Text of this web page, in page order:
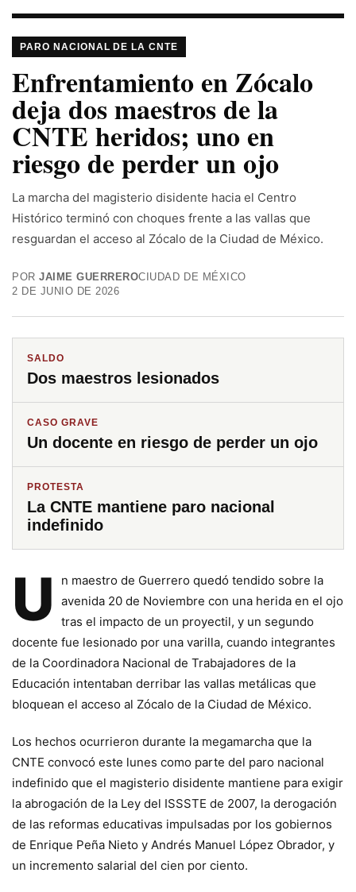
PARO NACIONAL DE LA CNTE
Enfrentamiento en Zócalo
deja dos maestros de la
CNTE heridos; uno en
riesgo de perder un ojo
La marcha del magisterio disidente hacia el Centro
Histórico terminó con choques frente a las vallas que
resguardan el acceso al Zócalo de la Ciudad de México.
PORJAIME GUERREROCIUDAD DE MÉXICO
2 DE JUNIO DE 2026
SALDO
Dos maestros lesionados
CASO GRAVE
Un docente en riesgo de perder un ojo
PROTESTA
La CNTE mantiene paro nacional
indefinido
U
n maestro de Guerrero quedó tendido sobre la
avenida 20 de Noviembre con una herida en el ojo
tras el impacto de un proyectil, y un segundo
docente fue lesionado por una varilla, cuando integrantes
de la Coordinadora Nacional de Trabajadores de la
Educación intentaban derribar las vallas metálicas que
bloquean el acceso al Zócalo de la Ciudad de México.
Los hechos ocurrieron durante la megamarcha que la
CNTE convocó este lunes como parte del paro nacional
indefinido que el magisterio disidente mantiene para exigir
la abrogación de la Ley del ISSSTE de 2007, la derogación
de las reformas educativas impulsadas por los gobiernos
de Enrique Peña Nieto y Andrés Manuel López Obrador, y
un incremento salarial del cien por ciento.